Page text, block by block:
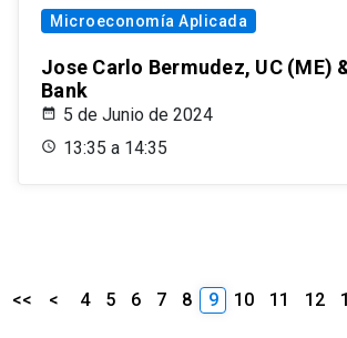
Microeconomía Aplicada
Jose Carlo Bermudez, UC (ME)
Bank
5 de Junio de 2024
13:35 a 14:35
<< < 4 5 6 7 8 9 10 11 12